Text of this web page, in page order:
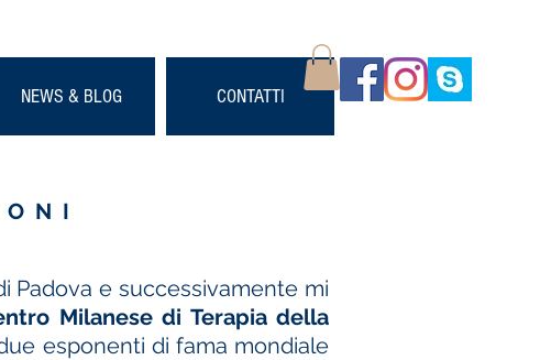
NEWS & BLOG CONTATTI
Padova e successivamente mi
Milanese di Terapia della
esponenti di fama mondiale